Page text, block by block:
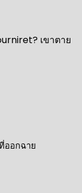
เขาตาย
ออกฉาย